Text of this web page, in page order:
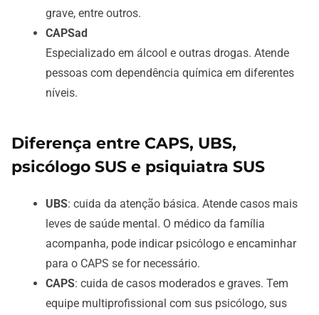
grave, entre outros.
CAPSad
Especializado em álcool e outras drogas. Atende
pessoas com dependência química em diferentes
níveis.
Diferença entre CAPS, UBS,
psicólogo SUS e psiquiatra SUS
UBS: cuida da atenção básica. Atende casos mais
leves de saúde mental. O médico da família
acompanha, pode indicar psicólogo e encaminhar
para o CAPS se for necessário.
CAPS: cuida de casos moderados e graves. Tem
equipe multiprofissional com sus psicólogo, sus